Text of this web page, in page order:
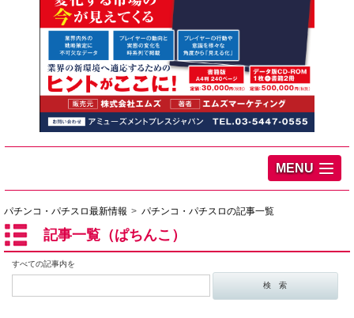
MENU
パチンコ・パチスロ最新情報 パチンコ・パチスロの記事一覧
記事一覧（ぱちんこ）
すべての記事内を